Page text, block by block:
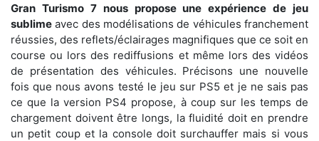
Gran Turismo 7 nous propose une expérience de jeu
sublime avec des modélisations de véhicules franchement
réussies, des reflets/éclairages magnifiques que ce soit en
course ou lors des rediffusions et même lors des vidéos
de présentation des véhicules. Précisons une nouvelle
fois que nous avons testé le jeu sur PS5 et je ne sais pas
ce que la version PS4 propose, à coup sur les temps de
chargement doivent être longs, la fluidité doit en prendre
un petit coup et la console doit surchauffer mais si vous